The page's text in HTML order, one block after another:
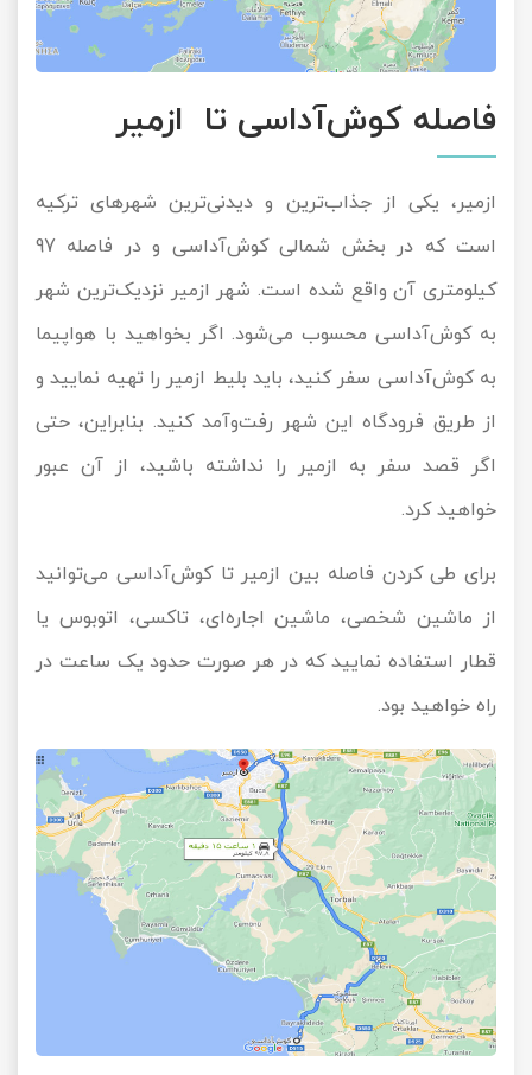
فاصله کوش‌آداسی تا ازمیر
ازمیر، یکی از جذاب‌ترین و دیدنی‌ترین شهرهای ترکیه
است که در بخش شمالی کوش‌آداسی و در فاصله 97
کیلومتری آن واقع شده است. شهر ازمیر نزدیک‌ترین شهر
به کوش‌آداسی محسوب می‌شود. اگر بخواهید با هواپیما
به کوش‌آداسی سفر کنید، باید بلیط ازمیر را تهیه نمایید و
از طریق فرودگاه این شهر رفت‌وآمد کنید. بنابراین، حتی
اگر قصد سفر به ازمیر را نداشته باشید، از آن عبور
خواهید کرد.
برای طی کردن فاصله بین ازمیر تا کوش‌آداسی می‌توانید
از ماشین شخصی، ماشین اجاره‌ای، تاکسی، اتوبوس یا
قطار استفاده نمایید که در هر صورت حدود یک ساعت در
راه خواهید بود.